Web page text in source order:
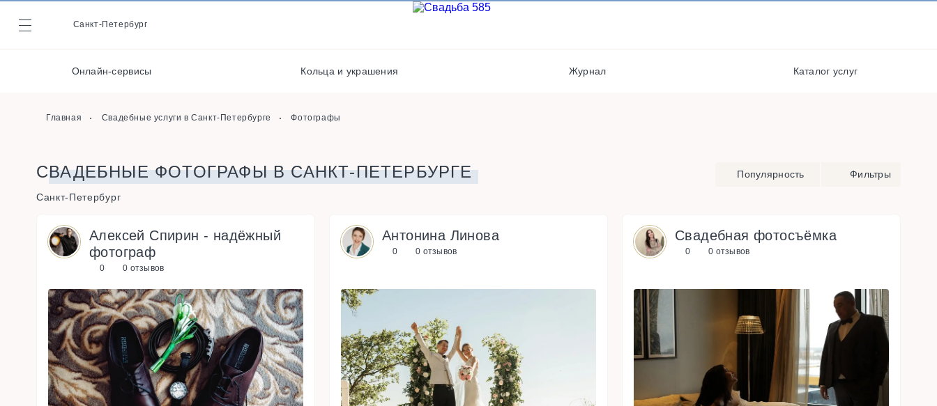
Санкт-Петербург
Онлайн-сервисы Кольца и украшения Журнал Каталог услуг
Журнал
Онлайн-сервисы Кейтеринг
Главная Свадебные услуги в Санкт-Петербурге Фотографы
СВАДЕБНЫЕ ФОТОГРАФЫ В САНКТ-ПЕТЕРБУРГЕ
Санкт-Петербург
Популярность Фильтры
Алексей Спирин - надёжный
фотограф
0 0 отзывов
N
e
x
Антонина Линова
0 0 отзывов
P
r
e
v
i
o
u
s
x
Свадебная фотосъёмка
0 0 отзывов